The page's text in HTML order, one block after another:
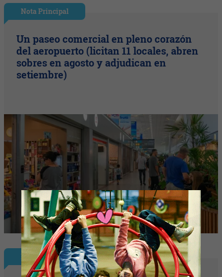
Nota Principal
Un paseo comercial en pleno corazón
del aeropuerto (licitan 11 locales, abren
sobres en agosto y adjudican en
setiembre)
Nota Principal